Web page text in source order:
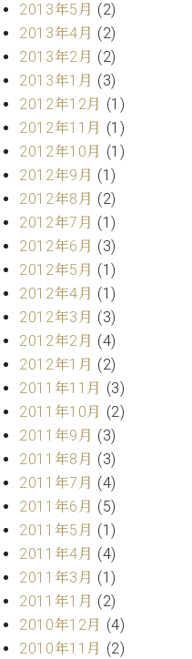
2013年5月 (2)
2013年4月 (2)
2013年2月 (2)
2013年1月 (3)
2012年12月 (1)
2012年11月 (1)
2012年10月 (1)
2012年9月 (1)
2012年8月 (2)
2012年7月 (1)
2012年6月 (3)
2012年5月 (1)
2012年4月 (1)
2012年3月 (3)
2012年2月 (4)
2012年1月 (2)
2011年11月 (3)
2011年10月 (2)
2011年9月 (3)
2011年8月 (3)
2011年7月 (4)
2011年6月 (5)
2011年5月 (1)
2011年4月 (4)
2011年3月 (1)
2011年1月 (2)
2010年12月 (4)
2010年11月 (2)